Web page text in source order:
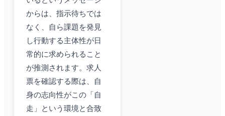
からは、指示待ちでは
なく、自ら課題を発見
し行動する主体性が日
常的に求められること
が推測されます。求人
票を確認する際は、自
身の志向性がこの「自
走」という環境と合致